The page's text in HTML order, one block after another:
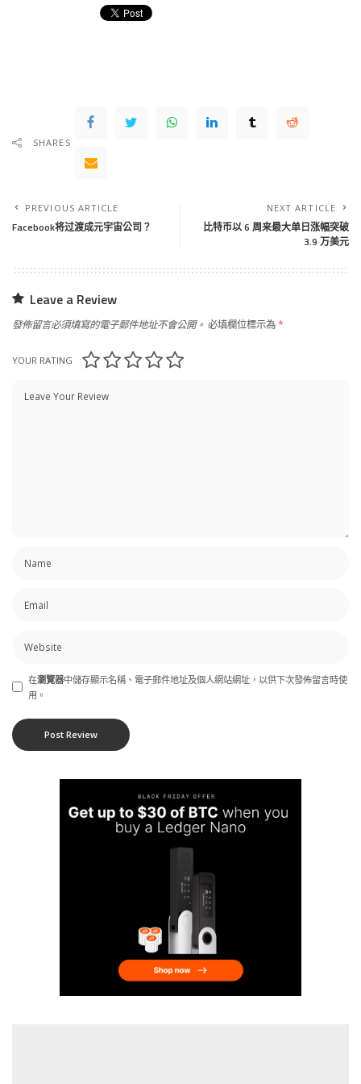
SHARES
PREVIOUS ARTICLE
Facebook将过渡成元宇宙公司？
NEXT ARTICLE
比特币以 6 周来最大单日涨幅突破
3.9 万美元
Leave a Review
發佈留言必須填寫的電子郵件地址不會公開。 必填欄位標示為*
YOUR RATING
在瀏覽器中儲存顯示名稱、電子郵件地址及個人網站網址，以供下次發佈留言時使
用。